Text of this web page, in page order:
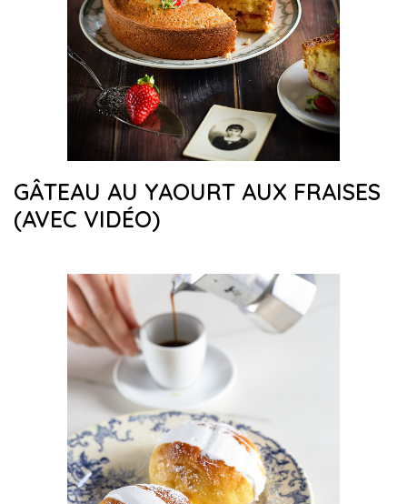
GÂTEAU AU YAOURT AUX FRAISES
(AVEC VIDÉO)